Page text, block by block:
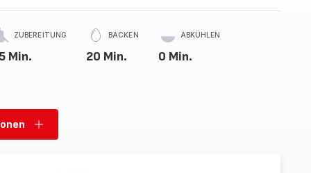
ZUBEREITUNG
Min.
BACKEN
20 Min.
ABKÜHLEN
0 Min.
Personen